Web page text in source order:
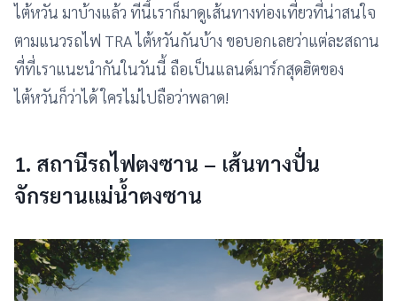
ไต้หวัน มาบ้างแล้ว ทีนี้เราก็มาดูเส้นทางท่องเที่ยวที่น่าสนใจ
ตามแนวรถไฟ TRA ไต้หวันกันบ้าง ขอบอกเลยว่าแต่ละสถาน
ที่ที่เราแนะนำกันในวันนี้ ถือเป็นแลนด์มาร์กสุดฮิตของ
ไต้หวันก็ว่าได้ ใครไม่ไปถือว่าพลาด!
1. สถานีรถไฟตงซาน – เส้นทางปั่น
จักรยานแม่น้ำตงซาน